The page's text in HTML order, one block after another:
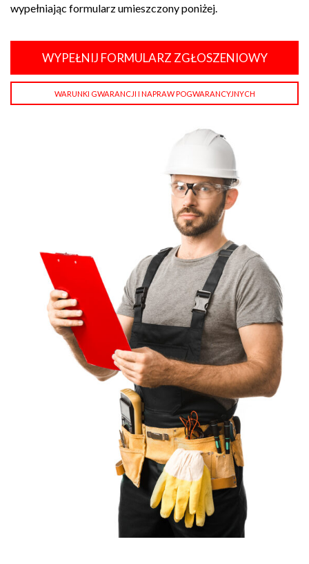
wypełniając formularz umieszczony poniżej.
WYPEŁNIJ FORMULARZ ZGŁOSZENIOWY
WARUNKI GWARANCJI I NAPRAW POGWARANCYJNYCH